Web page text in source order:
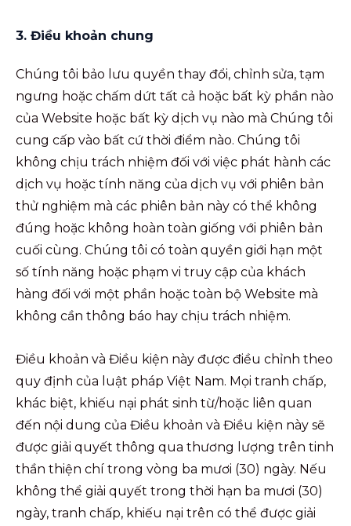
3. Điều khoản chung
Chúng tôi bảo lưu quyền thay đổi, chỉnh sửa, tạm
ngưng hoặc chấm dứt tất cả hoặc bất kỳ phần nào
của Website hoặc bất kỳ dịch vụ nào mà Chúng tôi
cung cấp vào bất cứ thời điểm nào. Chúng tôi
không chịu trách nhiệm đối với việc phát hành các
dịch vụ hoặc tính năng của dịch vụ với phiên bản
thử nghiệm mà các phiên bản này có thể không
đúng hoặc không hoàn toàn giống với phiên bản
cuối cùng. Chúng tôi có toàn quyền giới hạn một
số tính năng hoặc phạm vi truy cập của khách
hàng đối với một phần hoặc toàn bộ Website mà
không cần thông báo hay chịu trách nhiệm.
Điều khoản và Điều kiện này được điều chỉnh theo
quy định của luật pháp Việt Nam. Mọi tranh chấp,
khác biệt, khiếu nại phát sinh từ/hoặc liên quan
đến nội dung của Điều khoản và Điều kiện này sẽ
được giải quyết thông qua thương lượng trên tinh
thần thiện chí trong vòng ba mươi (30) ngày. Nếu
không thể giải quyết trong thời hạn ba mươi (30)
ngày, tranh chấp, khiếu nại trên có thể được giải